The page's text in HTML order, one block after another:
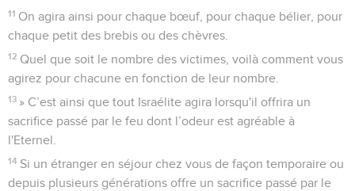
11 On agira ainsi pour chaque bœuf, pour chaque bélier, pour
chaque petit des brebis ou des chèvres.
12 Quel que soit le nombre des victimes, voilà comment vous
agirez pour chacune en fonction de leur nombre.
13 » C’est ainsi que tout Israélite agira lorsqu'il offrira un
sacrifice passé par le feu dont l’odeur est agréable à
l'Eternel.
14 Si un étranger en séjour chez vous de façon temporaire ou
depuis plusieurs générations offre un sacrifice passé par le